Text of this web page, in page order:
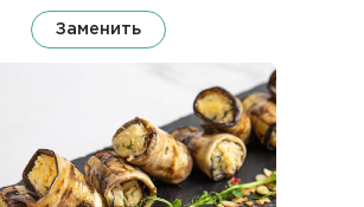
Заменить